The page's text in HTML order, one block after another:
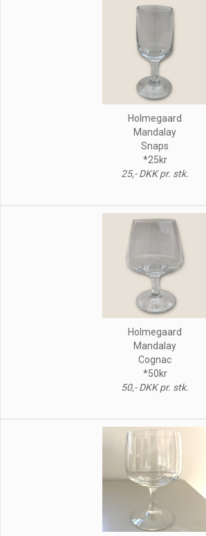
Holmegaard
Mandalay
Snaps
*25kr
25,- DKK pr. stk.
Holmegaard
Mandalay
Cognac
*50kr
50,- DKK pr. stk.